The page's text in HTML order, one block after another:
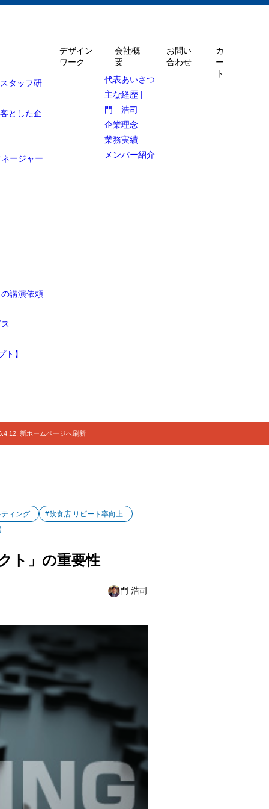
タッフ研
とした企
ージャー
講演依頼
】
デザイン
ワーク
会社概
要
代表あいさつ
主な経歴 |
門 浩司
企業理念
業務実績
メンバー紹介
お問い
合わせ
カ
ー
ト
新ホームページへ刷新
ィング #飲食店 リピート率向上
ト」の重要性
門 浩司